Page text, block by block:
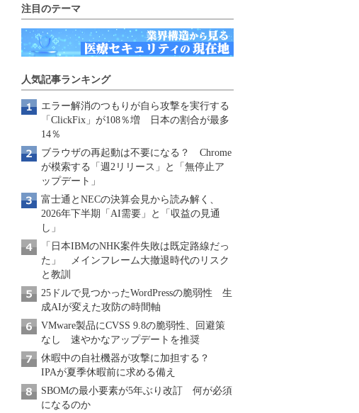
注目のテーマ
人気記事ランキング
エラー解消のつもりが自ら攻撃を実行する
「ClickFix」が108％増 日本の割合が最多
14％
ブラウザの再起動は不要になる？ Chrome
が模索する「週2リリース」と「無停止ア
ップデート」
富士通とNECの決算会見から読み解く、
2026年下半期「AI需要」と「収益の見通
し」
「日本IBMのNHK案件失敗は既定路線だっ
た」 メインフレーム大撤退時代のリスク
と教訓
25ドルで見つかったWordPressの脆弱性 生
成AIが変えた攻防の時間軸
VMware製品にCVSS 9.8の脆弱性、回避策
なし 速やかなアップデートを推奨
休暇中の自社機器が攻撃に加担する？
IPAが夏季休暇前に求める備え
SBOMの最小要素が5年ぶり改訂 何が必須
になるのか